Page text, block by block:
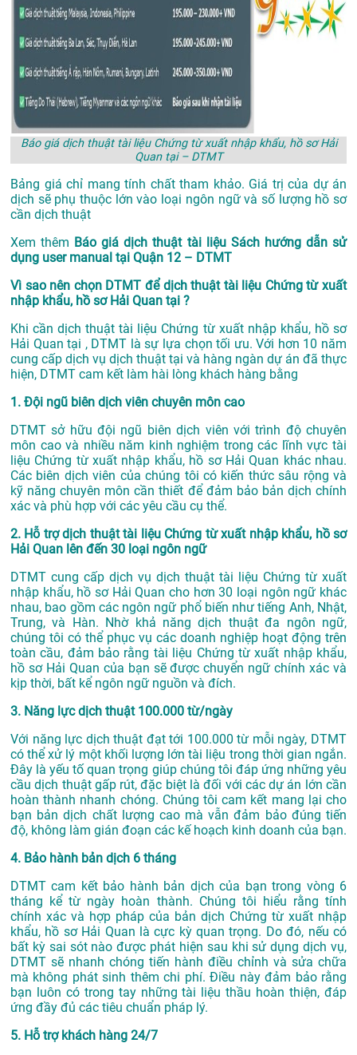
Báo giá dịch thuật tài liệu Chứng từ xuất nhập khẩu, hồ sơ Hải
Quan tại – DTMT
Bảng giá chỉ mang tính chất tham khảo. Giá trị của dự án
dịch sẽ phụ thuộc lớn vào loại ngôn ngữ và số lượng hồ sơ
cần dịch thuật
Xem thêm Báo giá dịch thuật tài liệu Sách hướng dẫn sử
dụng user manual tại Quận 12 – DTMT
Vì sao nên chọn DTMT để dịch thuật tài liệu Chứng từ xuất
nhập khẩu, hồ sơ Hải Quan tại ?
Khi cần dịch thuật tài liệu Chứng từ xuất nhập khẩu, hồ sơ
Hải Quan tại , DTMT là sự lựa chọn tối ưu. Với hơn 10 năm
cung cấp dịch vụ dịch thuật tại và hàng ngàn dự án đã thực
hiện, DTMT cam kết làm hài lòng khách hàng bằng
1. Đội ngũ biên dịch viên chuyên môn cao
DTMT sở hữu đội ngũ biên dịch viên với trình độ chuyên
môn cao và nhiều năm kinh nghiệm trong các lĩnh vực tài
liệu Chứng từ xuất nhập khẩu, hồ sơ Hải Quan khác nhau.
Các biên dịch viên của chúng tôi có kiến thức sâu rộng và
kỹ năng chuyên môn cần thiết để đảm bảo bản dịch chính
xác và phù hợp với các yêu cầu cụ thể.
2. Hỗ trợ dịch thuật tài liệu Chứng từ xuất nhập khẩu, hồ sơ
Hải Quan lên đến 30 loại ngôn ngữ
DTMT cung cấp dịch vụ dịch thuật tài liệu Chứng từ xuất
nhập khẩu, hồ sơ Hải Quan cho hơn 30 loại ngôn ngữ khác
nhau, bao gồm các ngôn ngữ phổ biến như tiếng Anh, Nhật,
Trung, và Hàn. Nhờ khả năng dịch thuật đa ngôn ngữ,
chúng tôi có thể phục vụ các doanh nghiệp hoạt động trên
toàn cầu, đảm bảo rằng tài liệu Chứng từ xuất nhập khẩu,
hồ sơ Hải Quan của bạn sẽ được chuyển ngữ chính xác và
kịp thời, bất kể ngôn ngữ nguồn và đích.
3. Năng lực dịch thuật 100.000 từ/ngày
Với năng lực dịch thuật đạt tới 100.000 từ mỗi ngày, DTMT
có thể xử lý một khối lượng lớn tài liệu trong thời gian ngắn.
Đây là yếu tố quan trọng giúp chúng tôi đáp ứng những yêu
cầu dịch thuật gấp rút, đặc biệt là đối với các dự án lớn cần
hoàn thành nhanh chóng. Chúng tôi cam kết mang lại cho
bạn bản dịch chất lượng cao mà vẫn đảm bảo đúng tiến
độ, không làm gián đoạn các kế hoạch kinh doanh của bạn.
4. Bảo hành bản dịch 6 tháng
DTMT cam kết bảo hành bản dịch của bạn trong vòng 6
tháng kể từ ngày hoàn thành. Chúng tôi hiểu rằng tính
chính xác và hợp pháp của bản dịch Chứng từ xuất nhập
khẩu, hồ sơ Hải Quan là cực kỳ quan trọng. Do đó, nếu có
bất kỳ sai sót nào được phát hiện sau khi sử dụng dịch vụ,
DTMT sẽ nhanh chóng tiến hành điều chỉnh và sửa chữa
mà không phát sinh thêm chi phí. Điều này đảm bảo rằng
bạn luôn có trong tay những tài liệu thầu hoàn thiện, đáp
ứng đầy đủ các tiêu chuẩn pháp lý.
5. Hỗ trợ khách hàng 24/7